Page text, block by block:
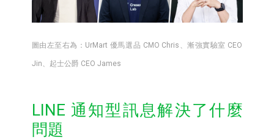
圖由左至右為：UrMart 優馬選品 CMO Chris、漸強實驗室 CEO
Jin、起士公爵 CEO James
LINE 通知型訊息解決了什麼
問題